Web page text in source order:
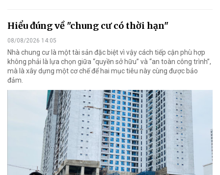
Hiểu đúng về "chung cư có thời hạn"
08/08/2026 14:05
Nhà chung cư là một tài sản đặc biệt vì vậy cách tiếp cận phù hợp
không phải là lựa chọn giữa “quyền sở hữu” và “an toàn công trình”,
mà là xây dựng một cơ chế để hai mục tiêu này cùng được bảo
đảm.